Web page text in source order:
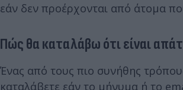
εάν δεν προέρχονται από άτομα
Πώς θα καταλάβω ότι είναι
Ένας από τους πιο συνήθης
καταλάβετε εάν το μήνυμα ή το